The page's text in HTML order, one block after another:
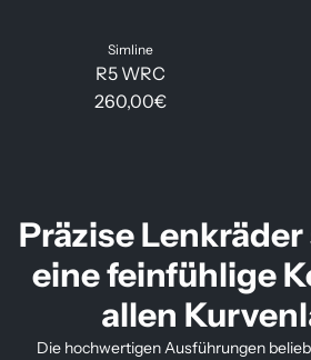
Simline
R5 WRC
260,00€
Präzise
eine feinfühlige
allen
Die hochwertigen Ausführungen